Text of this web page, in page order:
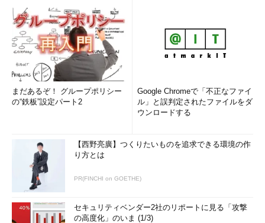
まだあるぞ！ グループポリシー
の“鉄板”設定パート2
Google Chromeで「不正なファイ
ル」と誤判定されたファイルをダ
ウンロードする
【西野亮廣】つくりたいものを追求できる環境の作
り方とは
PR(FINCHI on GOETHE)
セキュリティベンダー2社のリポートに見る「攻撃
の高度化」のいま (1/3)